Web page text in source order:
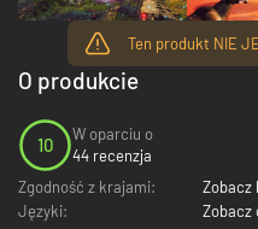
Ten produkt NIE
O produkcie
10
W oparciu o
44 recenzja
Zgodność z krajami:
Zobacz
Języki:
Zobacz